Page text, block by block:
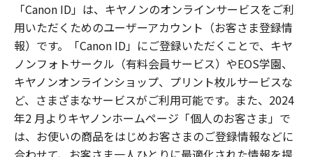
「Canon ID」は、キヤノンのオンラインサービスをご利
用いただくためのユーザーアカウント（お客さま登録情
報）です。「Canon ID」にご登録いただくことで、キヤ
ノンフォトサークル（有料会員サービス）やEOS学園、
キヤノンオンラインショップ、プリント枚ルサービスな
ど、さまざまなサービスがご利用可能です。また、2024
年2 月よりキヤノンホームページ「個人のお客さま」で
は、お使いの商品をはじめお客さまのご登録情報などに